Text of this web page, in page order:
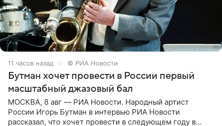
11 часов назад © РИА Новости
Бутман хочет провести в России первый
масштабный джазовый бал
МОСКВА, 8 авг — РИА Новости. Народный артист
России Игорь Бутман в интервью РИА Новости
рассказал, что хочет провести в следующем году в